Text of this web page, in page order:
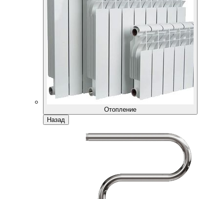
Отопление
Назад